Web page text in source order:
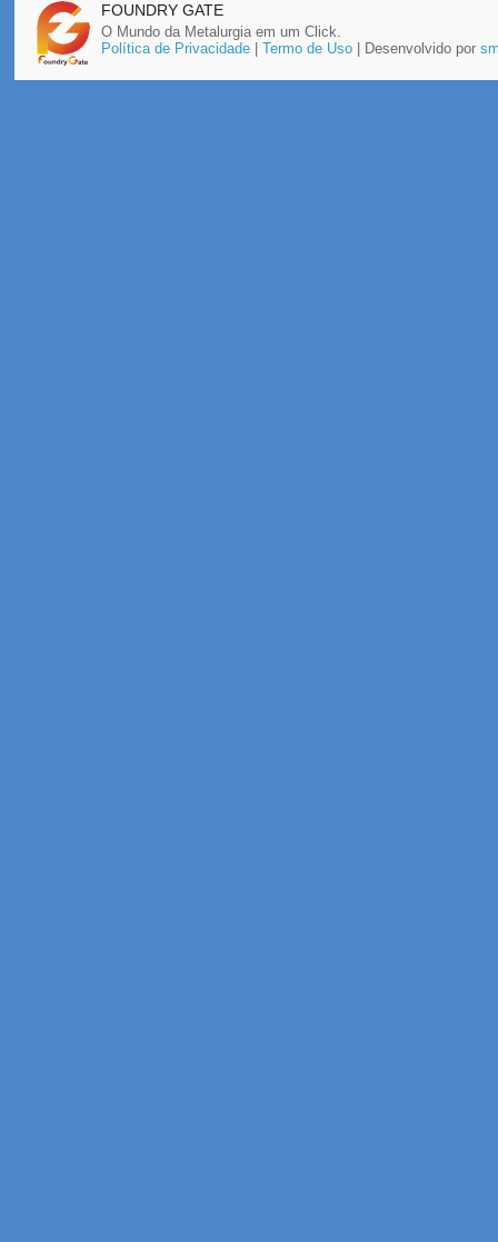
FOUNDRY GATE
O Mundo da Metalurgia em um Click.
Política de Privacidade| Termo de Uso| Desenvolvido por